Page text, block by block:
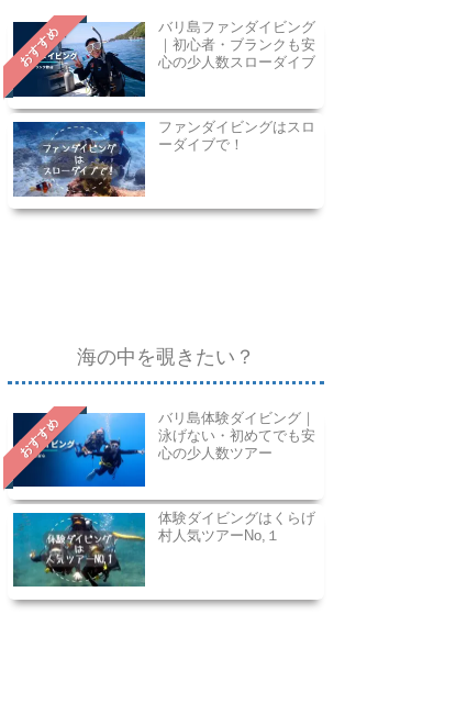
おすすめ
バリ島ファンダイビング
｜初心者・ブランクも安
心の少人数スローダイブ
ファンダイビングはスロ
ーダイブで！
海の中を覗きたい？
おすすめ
バリ島体験ダイビング｜
泳げない・初めてでも安
心の少人数ツアー
体験ダイビングはくらげ
村人気ツアーNo,１